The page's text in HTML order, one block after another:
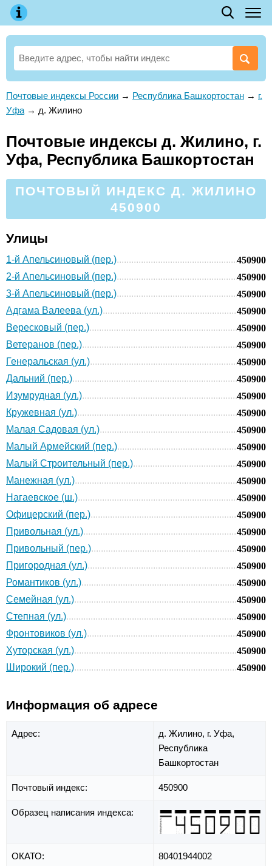
Почтовые индексы России → Республика Башкортостан → г.
Уфа → д. Жилино
Почтовые индексы д. Жилино, г.
Уфа, Республика Башкортостан
ПОЧТОВЫЙ ИНДЕКС Д. ЖИЛИНО
450900
Улицы
1-й Апельсиновый (пер.)
450900
2-й Апельсиновый (пер.)
450900
3-й Апельсиновый (пер.)
450900
Адгама Валеева (ул.)
450900
Вересковый (пер.)
450900
Ветеранов (пер.)
450900
Генеральская (ул.)
450900
Дальний (пер.)
450900
Изумрудная (ул.)
450900
Кружевная (ул.)
450900
Малая Садовая (ул.)
450900
Малый Армейский (пер.)
450900
Малый Строительный (пер.)
450900
Манежная (ул.)
450900
Нагаевское (ш.)
450900
Офицерский (пер.)
450900
Привольная (ул.)
450900
Привольный (пер.)
450900
Пригородная (ул.)
450900
Романтиков (ул.)
450900
Семейная (ул.)
450900
Степная (ул.)
450900
Фронтовиков (ул.)
450900
Хуторская (ул.)
450900
Широкий (пер.)
450900
Информация об адресе
Адрес: д. Жилино, г. Уфа,
Республика
Башкортостан
Почтовый индекс: 450900
Образец написания индекса:
ОКАТО: 80401944002